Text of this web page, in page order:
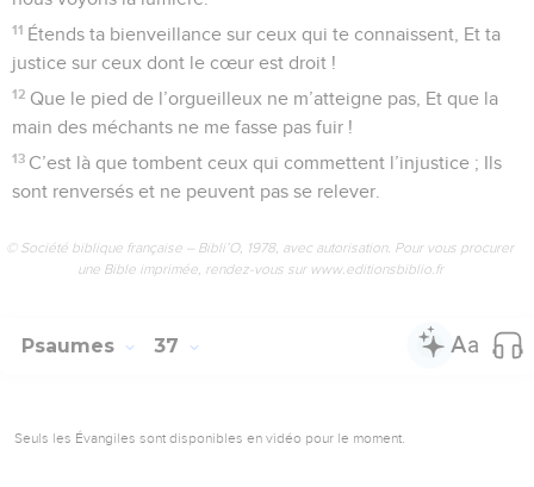
11 Étends ta bienveillance sur ceux qui te connaissent, Et ta
justice sur ceux dont le cœur est droit !
12 Que le pied de l’orgueilleux ne m’atteigne pas, Et que la
main des méchants ne me fasse pas fuir !
13 C’est là que tombent ceux qui commettent l’injustice ; Ils
sont renversés et ne peuvent pas se relever.
© Société biblique française – Bibli’O, 1978, avec autorisation. Pour vous procurer
une Bible imprimée, rendez-vous sur www.editionsbiblio.fr
Psaumes 37
Seuls les Évangiles sont disponibles en vidéo pour le moment.